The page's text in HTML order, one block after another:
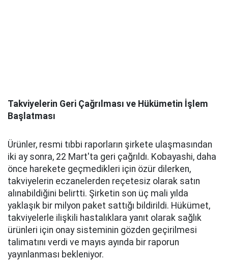
Takviyelerin Geri Çağrılması ve Hükümetin İşlem
Başlatması
Ürünler, resmi tıbbi raporların şirkete ulaşmasından
iki ay sonra, 22 Mart'ta geri çağrıldı. Kobayashi, daha
önce harekete geçmedikleri için özür dilerken,
takviyelerin eczanelerden reçetesiz olarak satın
alınabildiğini belirtti. Şirketin son üç mali yılda
yaklaşık bir milyon paket sattığı bildirildi. Hükümet,
takviyelerle ilişkili hastalıklara yanıt olarak sağlık
ürünleri için onay sisteminin gözden geçirilmesi
talimatını verdi ve mayıs ayında bir raporun
yayınlanması bekleniyor.